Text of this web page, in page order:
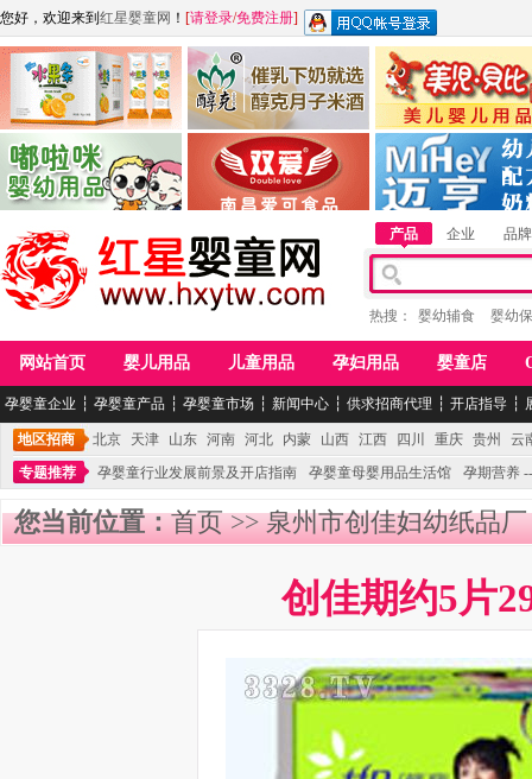
您好，欢迎来到 红星婴童网 ！ [请登录/免费注册]
江西麦嘟嘟食品有限公司
青岛嘟啦咪婴幼儿用品公司
江西醇之客月子米酒 惠州市美儿婴儿用品
湖南迈亨母婴用品有限
产品 企业 品牌
热搜： 婴幼辅食 婴幼
网站首页 婴儿用品 儿童用品 孕妇用品 婴童店
孕婴童企业 ┆ 孕婴童产品 ┆ 孕婴童市场 ┆ 新闻中心 ┆ 供求招商代理 ┆ 开店指导 ┆
地区招商 北京 天津 山东 河南 河北 内蒙 山西 江西 四川 重庆 贵州
云
专题推荐
孕婴童行业发展前景及开店指南 孕婴童母婴用品生活馆 孕期营养
您当前位置：首页>>泉州市创佳妇幼纸品厂
创佳期约5片